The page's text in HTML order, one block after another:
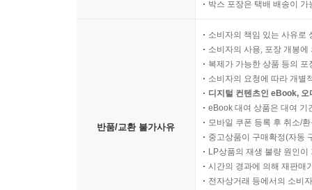
박스 포장은 택배 배송이
반품/교환 불가사유
소비자의 책임 있는 사유로
소비자의 사용, 포장 개봉
복제가 가능한 상품 등의
소비자의 요청에 따라 개별
디지털 컨텐츠인 eBook,
eBook 대여 상품은 대여 기
모바일 쿠폰 등록 후 취소/
중고상품이 구매확정(자동
LP상품의 재생 불량 원인
시간의 경과에 의해 재판매
전자상거래 등에서의 소비